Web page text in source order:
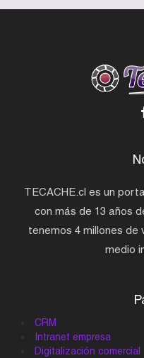
TECACHE.cl es un
con más de 13 años
tenemos 4 millones de
medio
CRM
Intranet empresa
Digitalización comercial